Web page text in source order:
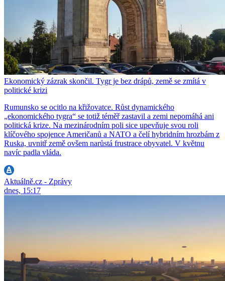
Ekonomický zázrak skončil. Tygr je bez drápů, země se zmítá v
politické krizi
Rumunsko se ocitlo na křižovatce. Růst dynamického
„ekonomického tygra“ se totiž téměř zastavil a zemi nepomáhá ani
politická krize. Na mezinárodním poli sice upevňuje svou roli
klíčového spojence Američanů a NATO a čelí hybridním hrozbám z
Ruska, uvnitř země ovšem narůstá frustrace obyvatel. V květnu
navíc padla vláda.
Aktuálně.cz - Zprávy
dnes, 15:17